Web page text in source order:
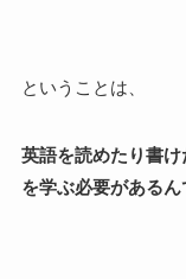
ということは、
英語を読めたり書
を学ぶ必要があるん